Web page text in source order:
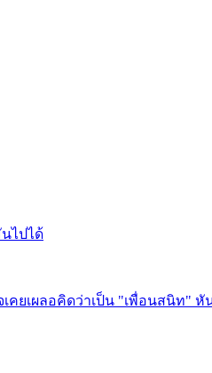
ไปได้
คยเผลอคิดว่าเป็น "เพื่อนสนิท"